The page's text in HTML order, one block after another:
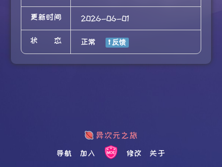
更新时间 2026-06-01
状态 正常
导航 加入 修改 关于